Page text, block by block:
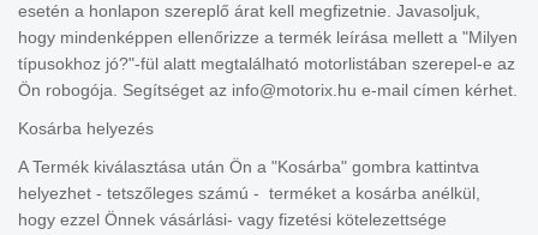
esetén a honlapon szereplő árat kell megfizetnie. Javasoljuk,
hogy mindenképpen ellenőrizze a termék leírása mellett a "Milyen
típusokhoz jó?"-fül alatt megtalálható motorlistában szerepel-e az
Ön robogója. Segítséget az info@motorix.hu e-mail címen kérhet.
Kosárba helyezés
A Termék kiválasztása után Ön a "Kosárba" gombra kattintva
helyezhet - tetszőleges számú - terméket a kosárba anélkül,
hogy ezzel Önnek vásárlási- vagy fizetési kötelezettsége